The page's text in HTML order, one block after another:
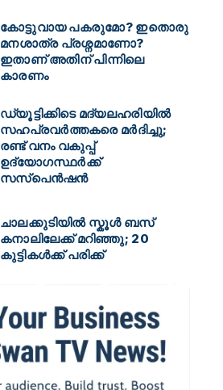
കോട്ടുവായ പകരുമോ? ഇതൊരു
മനശാത്ര പ്രശ്നമാണോ?
ഇതാണ് അതിന് പിന്നിലെ
കാരണം
ഡ്യൂട്ടിക്കിടെ മദ്യലഹരിയിൽ
സഹപ്രവർത്തകരെ മർദിച്ചു;
രണ്ട് വനം വകുപ്പ്
ഉദ്യോഗസ്ഥർക്ക്
സസ്പെൻഷൻ
ചാലക്കുടിയിൽ സ്കൂൾ ബസ്
കനാലിലേക്ക് മറിഞ്ഞു; 20
കുട്ടികൾക്ക് പരിക്ക്